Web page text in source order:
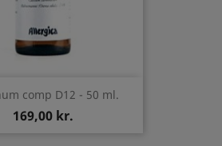
comp D12 - 50 ml.
169,00 kr.